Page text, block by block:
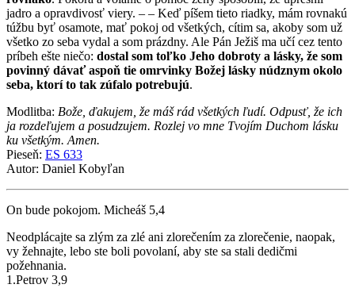
jadro a opravdivosť viery. – – Keď píšem tieto riadky, mám rovnakú
túžbu byť osamote, mať pokoj od všetkých, cítim sa, akoby som už
všetko zo seba vydal a som prázdny. Ale Pán Ježiš ma učí cez tento
príbeh ešte niečo: dostal som toľko Jeho dobroty a lásky, že som
povinný dávať aspoň tie omrvinky Božej lásky núdznym okolo
seba, ktorí to tak zúfalo potrebujú.
Modlitba: Bože, ďakujem, že máš rád všetkých ľudí. Odpusť, že ich
ja rozdeľujem a posudzujem. Rozlej vo mne Tvojím Duchom lásku
ku všetkým. Amen.
Pieseň: ES 633
Autor: Daniel Kobyľan
On bude pokojom. Micheáš 5,4
Neodplácajte sa zlým za zlé ani zlorečením za zlorečenie, naopak,
vy žehnajte, lebo ste boli povolaní, aby ste sa stali dedičmi
požehnania.
1.Petrov 3,9